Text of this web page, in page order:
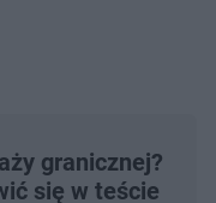
granicznej?
się w teście